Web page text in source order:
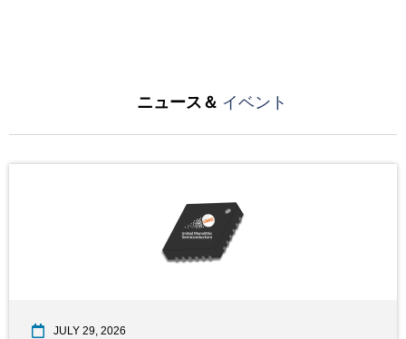
ニュース＆ イベント
JULY 29, 2026